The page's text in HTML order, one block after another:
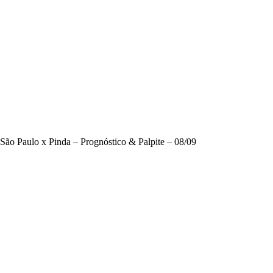
São Paulo x Pinda – Prognóstico & Palpite – 08/09